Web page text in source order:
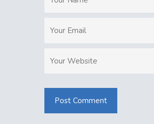
Post Comment